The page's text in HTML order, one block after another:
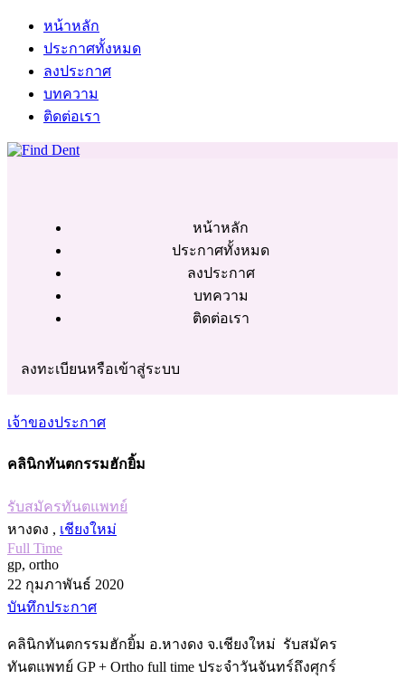
หน้าหลัก
ประกาศทั้งหมด
ลงประกาศ
บทความ
ติดต่อเรา
หน้าหลัก
ประกาศทั้งหมด
ลงประกาศ
บทความ
ติดต่อเรา
ลงทะเบียนหรือเข้าสู่ระบบ
เจ้าของประกาศ
คลินิกทันตกรรมฮักยิ้ม
รับสมัครทันตแพทย์
หางดง , เชียงใหม่
Full Time
gp, ortho
22 กุมภาพันธ์ 2020
บันทึกประกาศ
คลินิกทันตกรรมฮักยิ้ม อ.หางดง จ.เชียงใหม่ รับสมัคร
ทันตแพทย์ GP + Ortho full time ประจำวันจันทร์ถึงศุกร์